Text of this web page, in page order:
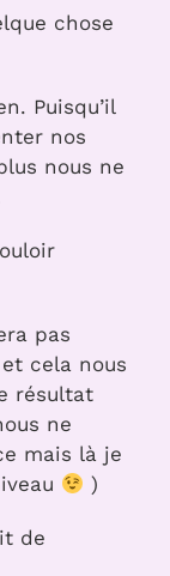
chose
Puisqu’il
nos
nous ne
pas
cela nous
résultat
ne
mais là je
)
de